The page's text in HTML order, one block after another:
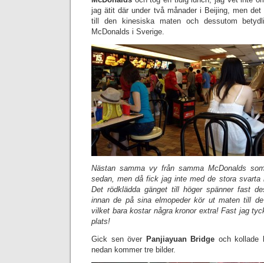
jag ätit där under två månader i Beijing, men
till den kinesiska maten och dessutom
McDonalds i Sverige.
Nästan samma vy från samma McDonalds
sedan, men då fick jag inte med de stora
Det rödklädda gänget till höger spänner fast
innan de på sina elmopeder kör ut maten till
vilket bara kostar några kronor extra! Fast jag
plats!
Gick sen över Panjiayuan Bridge och kollade
nedan kommer tre bilder.